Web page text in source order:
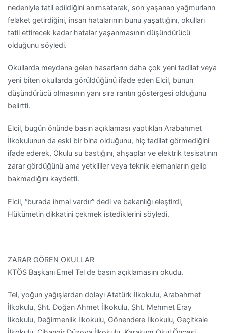
nedeniyle tatil edildiğini anımsatarak, son yaşanan yağmurların
felaket getirdiğini, insan hatalarının bunu yaşattığını, okulları
tatil ettirecek kadar hatalar yaşanmasının düşündürücü
olduğunu söyledi.
Okullarda meydana gelen hasarların daha çok yeni tadilat veya
yeni biten okullarda görüldüğünü ifade eden Elcil, bunun
düşündürücü olmasının yanı sıra rantın göstergesi olduğunu
belirtti.
Elcil, bugün önünde basın açıklaması yaptıkları Arabahmet
İlkokulunun da eski bir bina olduğunu, hiç tadilat görmediğini
ifade ederek, Okulu su bastığını, ahşaplar ve elektrik tesisatının
zarar gördüğünü ama yetkililer veya teknik elemanların gelip
bakmadığını kaydetti.
Elcil, “burada ihmal vardır” dedi ve bakanlığı eleştirdi,
Hükümetin dikkatini çekmek istediklerini söyledi.
ZARAR GÖREN OKULLAR
KTÖS Başkanı Emel Tel de basın açıklamasını okudu.
Tel, yoğun yağışlardan dolayı Atatürk İlkokulu, Arabahmet
İlkokulu, Şht. Doğan Ahmet İlkokulu, Şht. Mehmet Eray
İlkokulu, Değirmenlik İlkokulu, Gönendere İlkokulu, Geçitkale